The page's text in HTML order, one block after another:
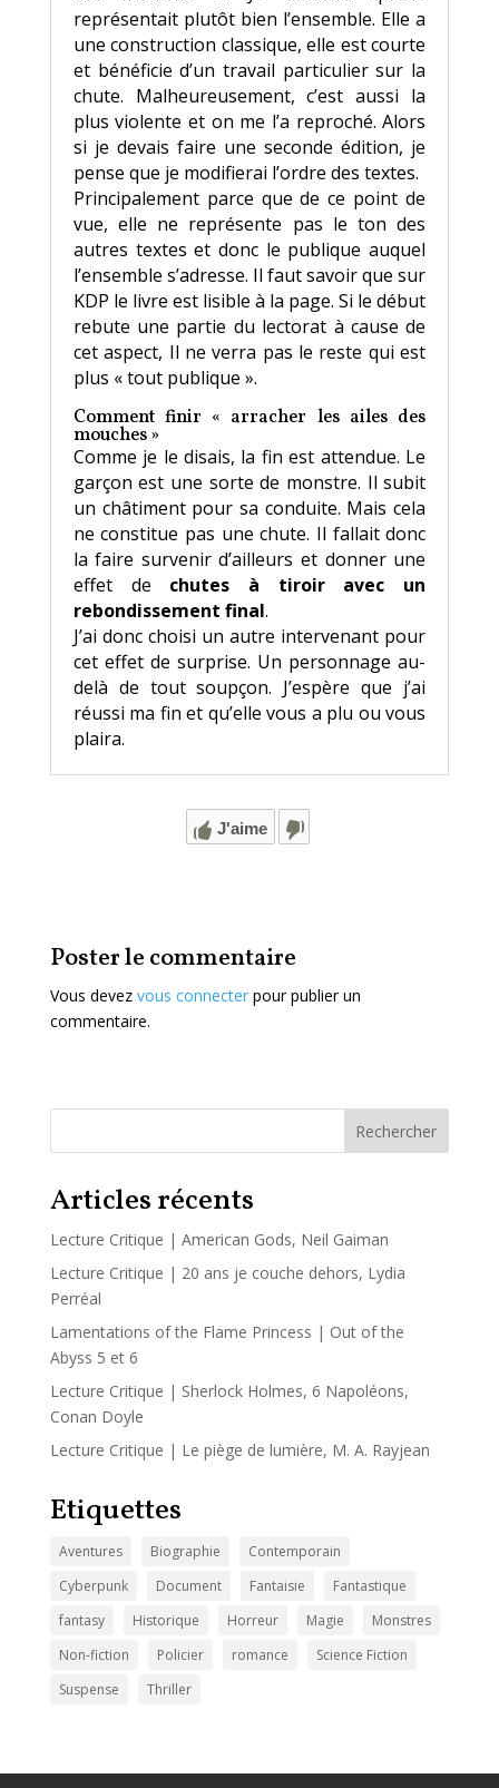
représentait plutôt bien l’ensemble. Elle a
une construction classique, elle est courte
et bénéficie d’un travail particulier sur la
chute. Malheureusement, c’est aussi la
plus violente et on me l’a reproché. Alors
si je devais faire une seconde édition, je
pense que je modifierai l’ordre des textes.
Principalement parce que de ce point de
vue, elle ne représente pas le ton des
autres textes et donc le publique auquel
l’ensemble s’adresse. Il faut savoir que sur
KDP le livre est lisible à la page. Si le début
rebute une partie du lectorat à cause de
cet aspect, Il ne verra pas le reste qui est
plus « tout publique ».
Comment finir « arracher les ailes des
mouches »
Comme je le disais, la fin est attendue. Le
garçon est une sorte de monstre. Il subit
un châtiment pour sa conduite. Mais cela
ne constitue pas une chute. Il fallait donc
la faire survenir d’ailleurs et donner une
effet de chutes à tiroir avec un
rebondissement final.
J’ai donc choisi un autre intervenant pour
cet effet de surprise. Un personnage au-
delà de tout soupçon. J’espère que j’ai
réussi ma fin et qu’elle vous a plu ou vous
plaira.
J'aime
Poster le commentaire
Vous devez vous connecterpour publier un
commentaire.
Rechercher
Articles récents
Lecture Critique | American Gods, Neil Gaiman
Lecture Critique | 20 ans je couche dehors, Lydia
Perréal
Lamentations of the Flame Princess | Out of the
Abyss 5 et 6
Lecture Critique | Sherlock Holmes, 6 Napoléons,
Conan Doyle
Lecture Critique | Le piège de lumière, M. A. Rayjean
Etiquettes
Aventures Biographie
Contemporain
Cyberpunk
Document Fantaisie
Fantastique
fantasy
Historique Horreur Magie
Monstres
Non-fiction
Policier romance
Science Fiction
Suspense
Thriller